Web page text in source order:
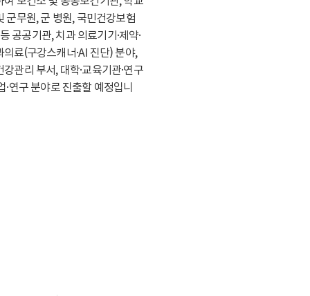
군무원, 군 병원, 국민건강보험
공공기관, 치과 의료기기·제약·
료(구강스캐너·AI 진단) 분야,
관리 부서, 대학·교육기관·연구
연구 분야로 진출할 예정입니